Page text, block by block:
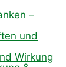
–
und
Wirkung